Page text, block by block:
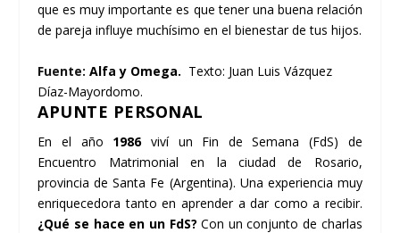
que es muy importante es que tener una buena relación
de pareja influye muchísimo en el bienestar de tus hijos.
Fuente: Alfa y Omega. Texto: Juan Luis Vázquez
Díaz-Mayordomo.
APUNTE PERSONAL
En el año 1986viví un Fin de Semana (FdS) de
Encuentro Matrimonial en la ciudad de Rosario,
provincia de Santa Fe (Argentina). Una experiencia muy
enriquecedora tanto en aprender a dar como a recibir.
¿Qué se hace en un FdS? Con un conjunto de charlas